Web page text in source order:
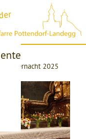
Osternacht 2025